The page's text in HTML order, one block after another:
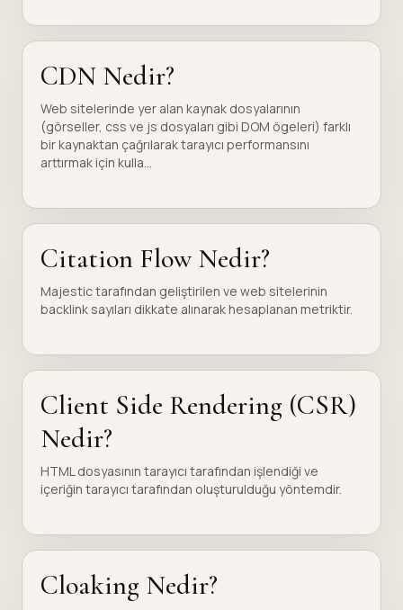
CDN Nedir?
Web sitelerinde yer alan kaynak dosyalarının
(görseller, css ve js dosyaları gibi DOM ögeleri) farklı
bir kaynaktan çağrılarak tarayıcı performansını
arttırmak için kulla...
Citation Flow Nedir?
Majestic tarafından geliştirilen ve web sitelerinin
backlink sayıları dikkate alınarak hesaplanan metriktir.
Client Side Rendering (CSR)
Nedir?
HTML dosyasının tarayıcı tarafından işlendiği ve
içeriğin tarayıcı tarafından oluşturulduğu yöntemdir.
Cloaking Nedir?